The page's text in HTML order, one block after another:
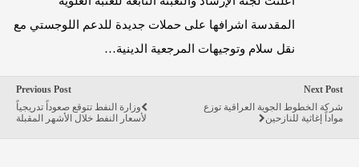
المقدسة اشرافها على حملات جديدة للدعم اللوجستي مع
نقل سلام وتوجيهات المرجعية الدينية…
Previous Post
وزارة النفط تتوقع صعوداً تدريجياً
لأسعار النفط خلال الأشهر المقبلة
Next Post
شركة الخطوط الجوية العراقية توزع
مواداً إغاثية للنازحين